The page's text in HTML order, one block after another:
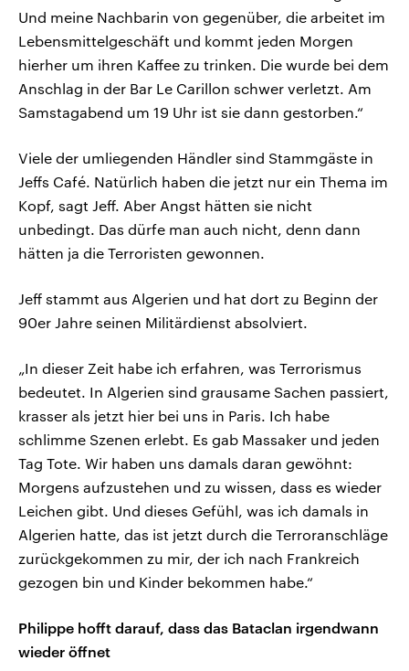
Und meine Nachbarin von gegenüber, die arbeitet im
Lebensmittelgeschäft und kommt jeden Morgen
hierher um ihren Kaffee zu trinken. Die wurde bei dem
Anschlag in der Bar Le Carillon schwer verletzt. Am
Samstagabend um 19 Uhr ist sie dann gestorben.“
Viele der umliegenden Händler sind Stammgäste in
Jeffs Café. Natürlich haben die jetzt nur ein Thema im
Kopf, sagt Jeff. Aber Angst hätten sie nicht
unbedingt. Das dürfe man auch nicht, denn dann
hätten ja die Terroristen gewonnen.
Jeff stammt aus Algerien und hat dort zu Beginn der
90er Jahre seinen Militärdienst absolviert.
„In dieser Zeit habe ich erfahren, was Terrorismus
bedeutet. In Algerien sind grausame Sachen passiert,
krasser als jetzt hier bei uns in Paris. Ich habe
schlimme Szenen erlebt. Es gab Massaker und jeden
Tag Tote. Wir haben uns damals daran gewöhnt:
Morgens aufzustehen und zu wissen, dass es wieder
Leichen gibt. Und dieses Gefühl, was ich damals in
Algerien hatte, das ist jetzt durch die Terroranschläge
zurückgekommen zu mir, der ich nach Frankreich
gezogen bin und Kinder bekommen habe.“
Philippe hofft darauf, dass das Bataclan irgendwann
wieder öffnet